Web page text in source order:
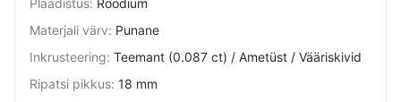
Plaadistus: Roodium
Materjali värv: Punane
Inkrusteering: Teemant (0.087 ct) / Ametüst / Vääriskivid
Ripatsi pikkus: 18 mm